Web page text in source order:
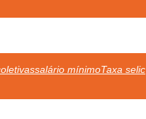
salário mínimoTaxa selic